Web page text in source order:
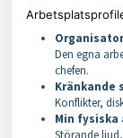
Den egna
chefen.
Kränkande
Konflikter,
Min
Störande